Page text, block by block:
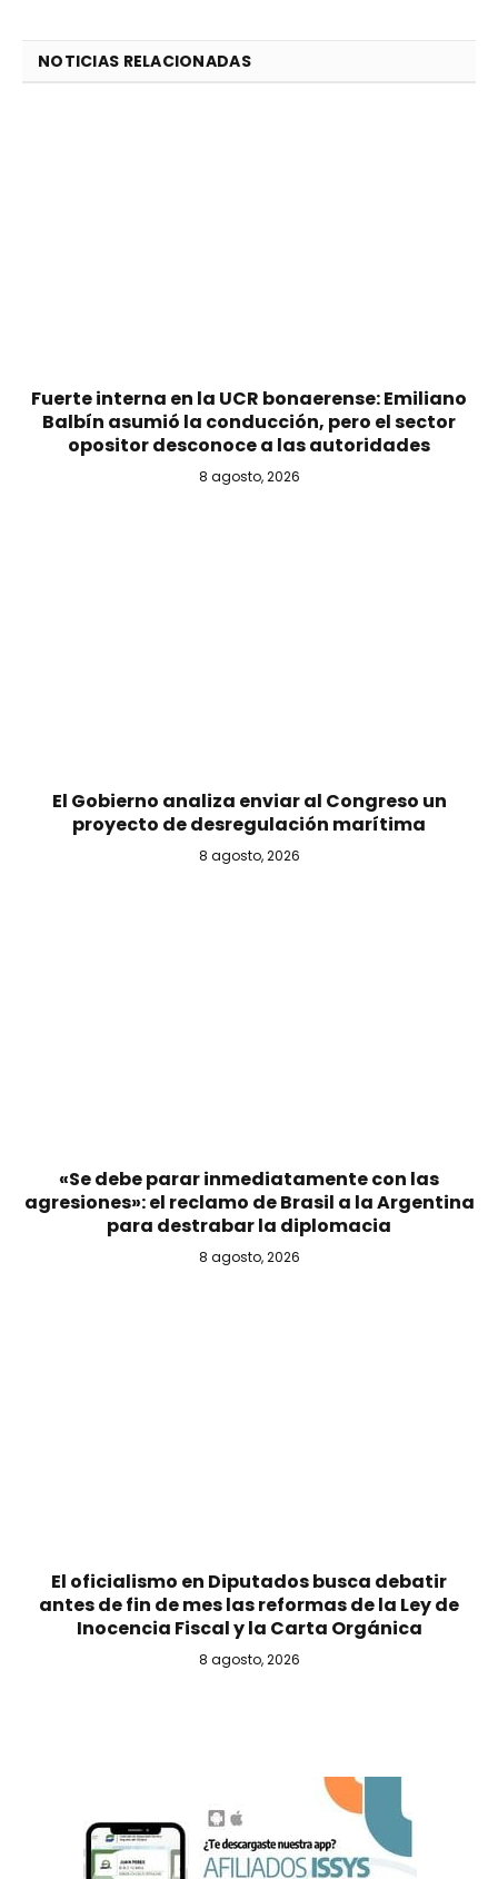
NOTICIAS RELACIONADAS
Fuerte interna en la UCR bonaerense: Emiliano
Balbín asumió la conducción, pero el sector
opositor desconoce a las autoridades
8 agosto, 2026
El Gobierno analiza enviar al Congreso un
proyecto de desregulación marítima
8 agosto, 2026
«Se debe parar inmediatamente con las
agresiones»: el reclamo de Brasil a la Argentina
para destrabar la diplomacia
8 agosto, 2026
El oficialismo en Diputados busca debatir
antes de fin de mes las reformas de la Ley de
Inocencia Fiscal y la Carta Orgánica
8 agosto, 2026